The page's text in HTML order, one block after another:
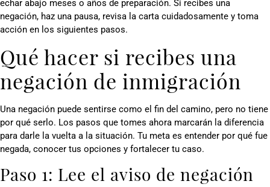
echar abajo meses o años de preparación. Si recibes una
negación, haz una pausa, revisa la carta cuidadosamente y toma
acción en los siguientes pasos.
Qué hacer si recibes una
negación de inmigración
Una negación puede sentirse como el fin del camino, pero no tiene
por qué serlo. Los pasos que tomes ahora marcarán la diferencia
para darle la vuelta a la situación. Tu meta es entender por qué fue
negada, conocer tus opciones y fortalecer tu caso.
Paso 1: Lee el aviso de negación